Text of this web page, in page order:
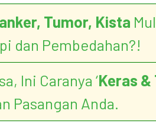
Tumor, Kista
dan Pembedahan?!
Ini Caranya ‘Keras &
Pasangan Anda.